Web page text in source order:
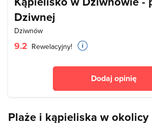
Dziwnej
Dziwnów
9.2 Rewelacyjny!
Dodaj opinię
Plaże i kąpieliska w